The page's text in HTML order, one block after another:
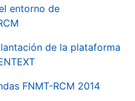
entorno de
de la plataforma
FNMT-RCM 2014